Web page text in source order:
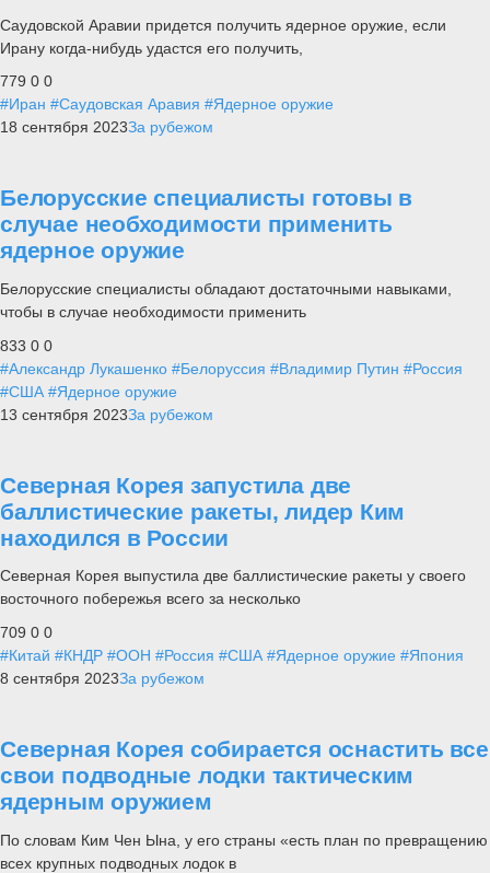
Саудовской Аравии придется получить ядерное оружие, если
Ирану когда-нибудь удастся его получить,
779 0 0
#Иран #Саудовская Аравия #Ядерное оружие
18 сентября 2023За рубежом
Белорусские специалисты готовы в
случае необходимости применить
ядерное оружие
Белорусские специалисты обладают достаточными навыками,
чтобы в случае необходимости применить
833 0 0
#Александр Лукашенко #Белоруссия #Владимир Путин #Россия
#США #Ядерное оружие
13 сентября 2023За рубежом
Северная Корея запустила две
баллистические ракеты, лидер Ким
находился в России
Северная Корея выпустила две баллистические ракеты у своего
восточного побережья всего за несколько
709 0 0
#Китай #КНДР #ООН #Россия #США #Ядерное оружие #Япония
8 сентября 2023За рубежом
Северная Корея собирается оснастить все
свои подводные лодки тактическим
ядерным оружием
По словам Ким Чен Ына, у его страны «есть план по превращению
всех крупных подводных лодок в